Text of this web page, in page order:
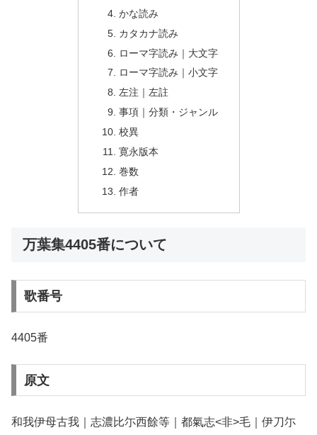
かな読み
カタカナ読み
ローマ字読み｜大文字
ローマ字読み｜小文字
左注｜左註
事項｜分類・ジャンル
校異
寛永版本
巻数
作者
万葉集4405番について
歌番号
4405番
原文
和我伊母古我｜志濃比尓西餘等｜都氣志<非>毛｜伊刀尓